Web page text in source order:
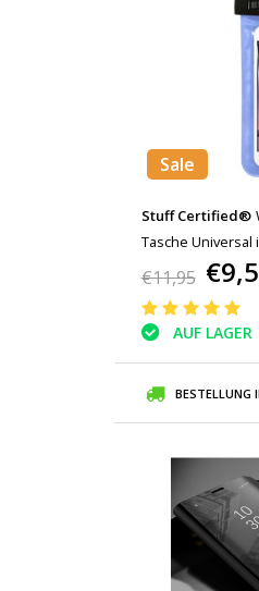
Sale
Stuff Certified®
Tasche Universal
Blue - Bis zu 5,8
€11,95
AUF LAGER
BESTELLUNG